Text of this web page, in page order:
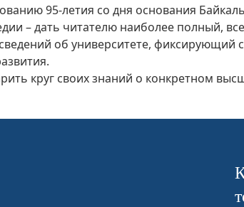
95-летия со дня основания
– дать читателю наиболее полный,
об университете, фиксирующий
круг своих знаний о конкретном